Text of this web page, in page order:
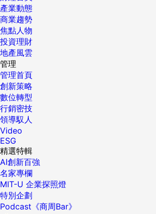
產業動態
商業趨勢
焦點人物
投資理財
地產風雲
管理
管理首頁
創新策略
數位轉型
行銷密技
領導馭人
Video
ESG
精選特輯
AI創新百強
名家專欄
MIT-U 企業探照燈
特別企劃
Podcast《商周Bar》